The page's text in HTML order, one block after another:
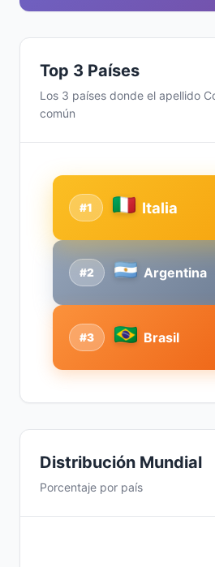
Top 3 Países
Los 3 países donde el apellido
común
#2 Argentina
#1 Italia
#3 Brasil
Distribución Mundial
Porcentaje por país